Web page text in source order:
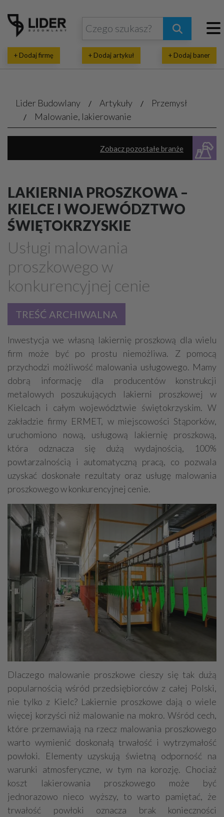
+ Dodaj firmę + Dodaj artykuł + Dodaj baner
Lider Budowlany Artykuły
Przemysł
Malowanie, lakierowanie
Zobacz pozostałe branże
Przemysłowe urządzenia, maszyny
Posadzki przemysłowe
Aluminiowe konstrukcje
Stalowe konstrukcje
Budowlane usługi - przemysłowe
Rurociągi przemysłowe
Geoinżynieria
Ekrany akustyczne
Antykorozyjne zabezpieczenia
Inżynieria bezwykopowa
Czyszczące urządzenia przemysłowe
Budowlane maszyny, sprzęt - ciężki
Bramy przemysłowe
Automatyka Windy
LAKIERNIA PROSZKOWA –
KIELCE I WOJEWÓDZTWO
ŚWIĘTOKRZYSKIE
Usługi malowania
proszkowego w
konkurencyjnej cenie
TREŚĆ ARCHIWALNA
Inwestycja we własną lakiernię proszkową dla wielu
firm może być po prostu niemożliwa. Z pomocą
przychodzi możliwość malowania usługowego. Mamy
dobrą informację dla producentów konstrukcji
metalowych poszukujących lakierni proszkowej w
Kielcach i całym województwie świętokrzyskim. W
zakładzie firmy ERMET, w miejscowości Stąporków,
uruchomiono nową, usługową lakiernię proszkową,
która odznacza się dużą wydajnością, 100%
powtarzalnością i automatyczną pracą, co pozwala
uzyskać doskonałe rezultaty oraz usługę malowania
proszkowego w konkurencyjnej cenie.
Dlaczego malowanie proszkowe cieszy się tak dużą
popularnością wśród przedsiębiorców z całej Polski,
nie tylko z Kielc? Lakiernie proszkowe dają o wiele
więcej korzyści niż malowanie na mokro. Wśród cech,
które przemawiają na rzecz malowania proszkowego
warto wymienić doskonałą trwałość i wytrzymałość
powłoki. Elementy uzyskują świetną odporność na
warunki atmosferyczne, w tym na korozję. Chociaż
koszt lakierowania proszkowego może być
jednorazowo nieco wyższy, to warto pamiętać, że
trwałość powłoki oznacza brak konieczności